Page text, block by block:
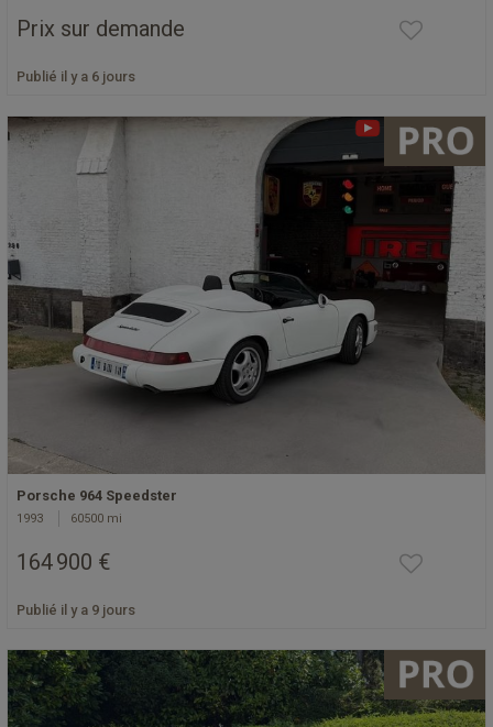
Prix sur demande
Publié il y a 6 jours
Porsche 964 Speedster
1993 60500 mi
164 900 €
Publié il y a 9 jours